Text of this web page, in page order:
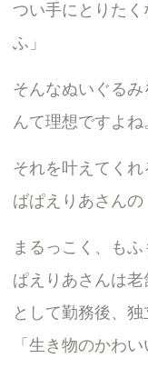
つい手にとりた
ふ」
そんなぬいぐる
んて理想ですよね
それを叶えてく
ばぱえりあさんの
まるっこく、も
ぱえりあさんは
として勤務後、
「生き物のかわ